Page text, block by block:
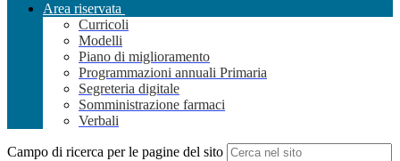
Area riservata
Curricoli
Modelli
Piano di miglioramento
Programmazioni annuali Primaria
Segreteria digitale
Somministrazione farmaci
Verbali
Campo di ricerca per le pagine del sito